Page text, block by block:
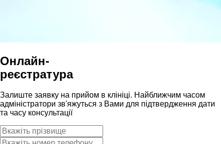
Онлайн-
реєстратура
Залиште заявку на прийом в клініці. Найближчим часом
адмiнiстратори зв'яжуться з Вами для пiдтвердження дати
та часу консультацiï